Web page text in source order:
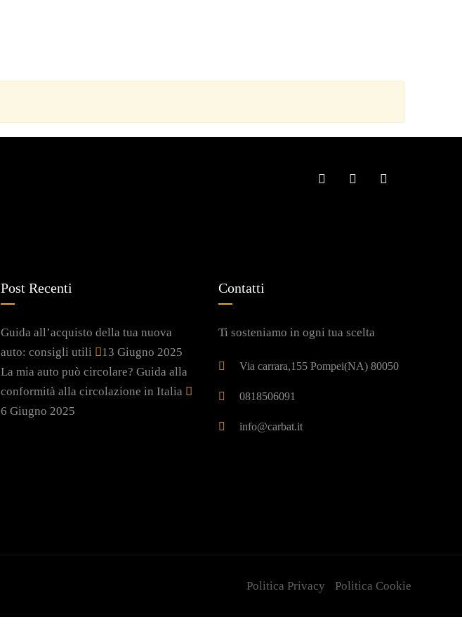
Post Recenti
Guida all’acquisto della tua nuova
auto: consigli utili
13 Giugno 2025
La mia auto può circolare? Guida alla
conformità alla circolazione in Italia
6 Giugno 2025
Contatti
Ti sosteniamo in ogni tua scelta
Via carrara,155 Pompei(NA) 80050
0818506091
info@carbat.it
Politica Privacy Politica Cookie